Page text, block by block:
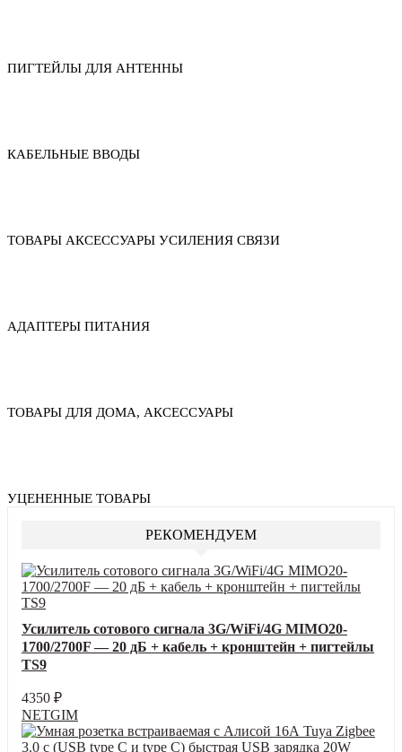
ПИГТЕЙЛЫ ДЛЯ АНТЕННЫ
КАБЕЛЬНЫЕ ВВОДЫ
ТОВАРЫ АКСЕССУАРЫ УСИЛЕНИЯ СВЯЗИ
АДАПТЕРЫ ПИТАНИЯ
ТОВАРЫ ДЛЯ ДОМА, АКСЕССУАРЫ
УЦЕНЕННЫЕ ТОВАРЫ
РЕКОМЕНДУЕМ
Усилитель сотового сигнала 3G/WiFi/4G MIMO20-
1700/2700F — 20 дБ + кабель + кронштейн + пигтейлы
TS9
4350 ₽
NETGIM